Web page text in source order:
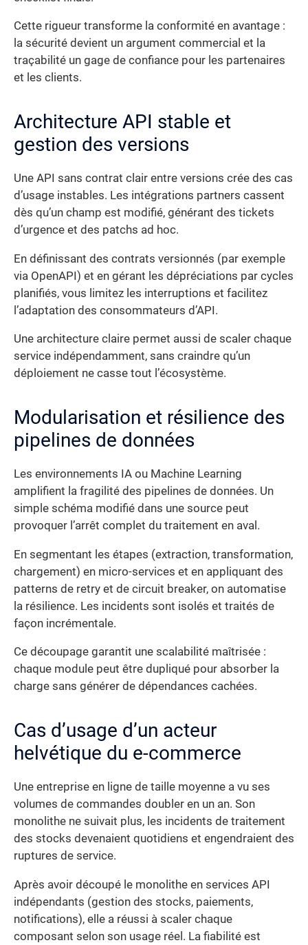
Cette rigueur transforme la conformité en avantage :
la sécurité devient un argument commercial et la
traçabilité un gage de confiance pour les partenaires
et les clients.
Architecture API stable et
gestion des versions
Une API sans contrat clair entre versions crée des cas
d’usage instables. Les intégrations partners cassent
dès qu’un champ est modifié, générant des tickets
d’urgence et des patchs ad hoc.
En définissant des contrats versionnés (par exemple
via OpenAPI) et en gérant les dépréciations par cycles
planifiés, vous limitez les interruptions et facilitez
l’adaptation des consommateurs d’API.
Une architecture claire permet aussi de scaler chaque
service indépendamment, sans craindre qu’un
déploiement ne casse tout l’écosystème.
Modularisation et résilience des
pipelines de données
Les environnements IA ou Machine Learning
amplifient la fragilité des pipelines de données. Un
simple schéma modifié dans une source peut
provoquer l’arrêt complet du traitement en aval.
En segmentant les étapes (extraction, transformation,
chargement) en micro-services et en appliquant des
patterns de retry et de circuit breaker, on automatise
la résilience. Les incidents sont isolés et traités de
façon incrémentale.
Ce découpage garantit une scalabilité maîtrisée :
chaque module peut être dupliqué pour absorber la
charge sans générer de dépendances cachées.
Cas d’usage d’un acteur
helvétique du e-commerce
Une entreprise en ligne de taille moyenne a vu ses
volumes de commandes doubler en un an. Son
monolithe ne suivait plus, les incidents de traitement
des stocks devenaient quotidiens et engendraient des
ruptures de service.
Après avoir découpé le monolithe en services API
indépendants (gestion des stocks, paiements,
notifications), elle a réussi à scaler chaque
composant selon son usage réel. La fiabilité est